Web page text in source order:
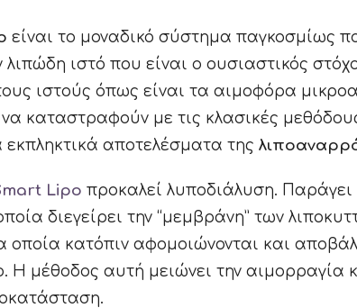
είναι το μοναδικό σύστημα παγκοσμίως
λιπώδη ιστό που είναι ο ουσιαστικός
ιστούς όπως είναι τα αιμοφόρα
καταστραφούν με τις κλασικές
εκπληκτικά αποτελέσματα της
Lipo προκαλεί λυποδιάλυση. Παράγει
διεγείρει την “μεμβράνη” των
οποία κατόπιν αφομοιώνονται και
Η μέθοδος αυτή μειώνει την αιμορραγία